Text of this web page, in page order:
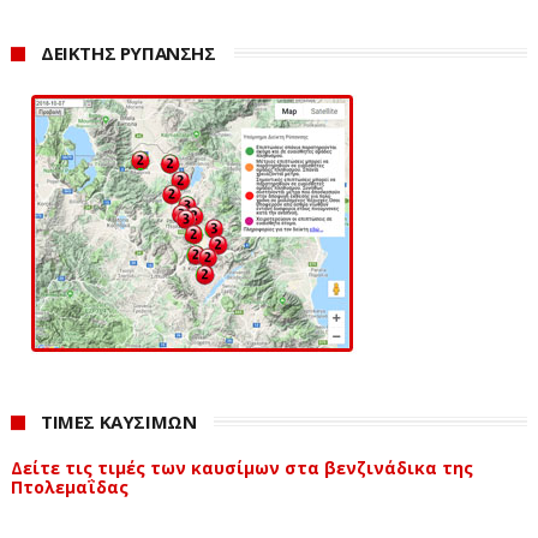
και δορυφορικά συστήματα.
Fibre in the sky»
Οι νέες τεχνολογίες επικοινωνίας μεταξύ δορυφόρων
και επίγειων σταθμών αντικαθιστούν τα ραδιοκύματα
με συστήματα λέιζερ και είναι ευρύτερα γνωστές ως
“fibre in the sky”. Πρόκειται για μία καινοτομική
τεχνολογία που αλλάζει ριζικά τις δορυφορικές
επικοινωνίες όπως τις γνωρίζουμε, θέτοντας τις βάσεις
Το Αστεροσκοπείο Χελμού
Το Αστεροσκοπείο Χελμού βρίσκεται σε υψόμετρο
ΔΕΙΚΤΗΣ ΡΥΠΑΝΣΗΣ
ΤΙΜΕΣ ΚΑΥΣΙΜΩΝ
Δείτε τις τιμές των καυσίμων στα βενζινάδικα της
Πτολεμαΐδας